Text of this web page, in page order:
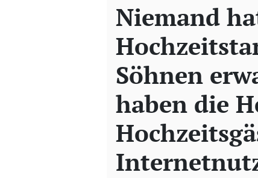
Niemand
Söhnen
haben die